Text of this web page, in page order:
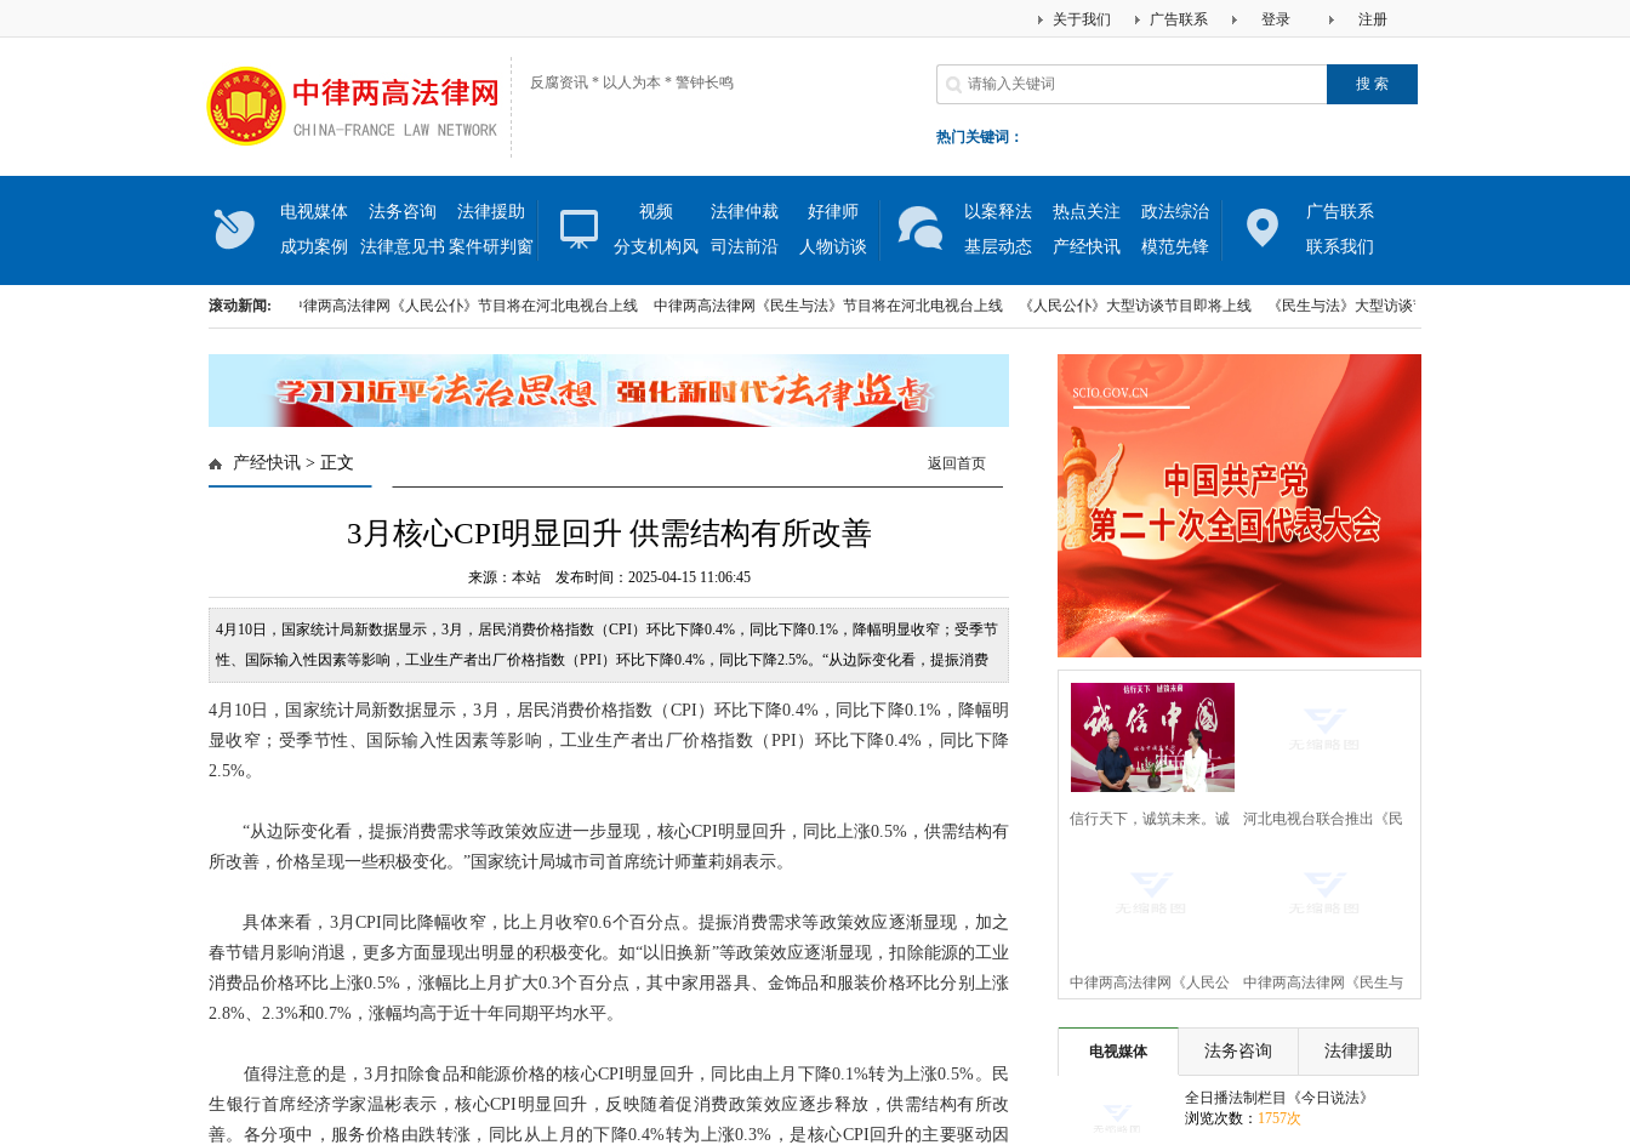
注册
登录
广告联系
关于我们
反腐资讯 * 以人为本 * 警钟长鸣
热门关键词：
电视媒体 法务咨询
法律援助
成功案例
法律意见书 案件研判窗
口
视频 法律仲裁
好律师
分支机构风
采
司法前沿 人物访谈
以案释法 热点关注
政法综治
基层动态
产经快讯 模范先锋
广告联系
联系我们
滚动新闻:
民生与法》大型访谈节目即将上线 中律两高法律网《人民公仆》节目将在河北电视台上线 中律两高法律网《民生与法》节目将在河北电视台上线 《人民公仆》大型访谈节目即将上线 《民生与法》大型访谈节目即将上线
产经快讯 > 正文 返回首页
3月核心CPI明显回升 供需结构有所改善
来源：本站 发布时间：2025-04-15 11:06:45
4月10日，国家统计局新数据显示，3月，居民消费价格指数（CPI）环比下降0.4%，同比下降0.1%，降幅明显收窄；受季节
性、国际输入性因素等影响，工业生产者出厂价格指数（PPI）环比下降0.4%，同比下降2.5%。“从边际变化看，提振消费
4月10日，国家统计局新数据显示，3月，居民消费价格指数（CPI）环比下降0.4%，同比下降0.1%，降幅明
显收窄；受季节性、国际输入性因素等影响，工业生产者出厂价格指数（PPI）环比下降0.4%，同比下降
2.5%。
“从边际变化看，提振消费需求等政策效应进一步显现，核心CPI明显回升，同比上涨0.5%，供需结构有
所改善，价格呈现一些积极变化。”国家统计局城市司首席统计师董莉娟表示。
具体来看，3月CPI同比降幅收窄，比上月收窄0.6个百分点。提振消费需求等政策效应逐渐显现，加之
春节错月影响消退，更多方面显现出明显的积极变化。如“以旧换新”等政策效应逐渐显现，扣除能源的工业
消费品价格环比上涨0.5%，涨幅比上月扩大0.3个百分点，其中家用器具、金饰品和服装价格环比分别上涨
2.8%、2.3%和0.7%，涨幅均高于近十年同期平均水平。
值得注意的是，3月扣除食品和能源价格的核心CPI明显回升，同比由上月下降0.1%转为上涨0.5%。民
生银行首席经济学家温彬表示，核心CPI明显回升，反映随着促消费政策效应逐步释放，供需结构有所改
善。各分项中，服务价格由跌转涨，同比从上月的下降0.4%转为上涨0.3%，是核心CPI回升的主要驱动因
信行天下，诚筑未来。诚 河北电视台联合推出《民
中律两高法律网《人民公 中律两高法律网《民生与
上线
电视媒体 法务咨询 法律援助
全日播法制栏目《今日说法》
浏览次数： 1757次